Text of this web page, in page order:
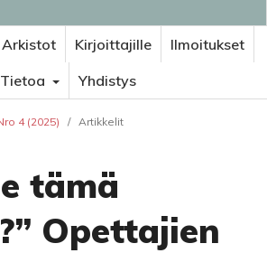
Arkistot Kirjoittajille
Ilmoitukset
Tietoa
Yhdistys
4 (2025) / Artikkelit
tämä
Opettajien